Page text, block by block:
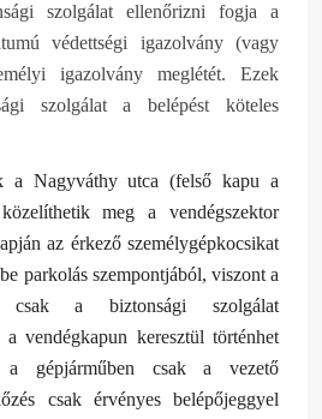
szolgálat ellenőrizni fogja a
védettségi igazolvány (vagy
igazolvány meglétét. Ezek
szolgálat a belépést köteles
a Nagyváthy utca (felső kapu a
meg a vendégszektor
az érkező személygépkocsikat
parkolás szempontjából, viszont a
csak a biztonsági szolgálat
a vendégkapun keresztül történhet
a gépjárműben csak a vezető
csak érvényes belépőjeggyel